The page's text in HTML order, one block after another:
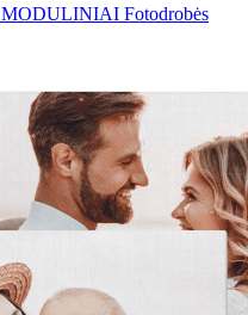
MODULINIAI Fotodrobės